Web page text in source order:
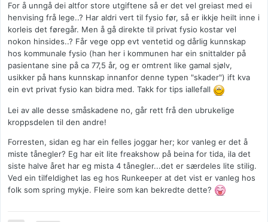
For å unngå dei altfor store utgiftene så er det vel greiast med ei
henvising frå lege..? Har aldri vert til fysio før, så er ikkje heilt inne i
korleis det føregår. Men å gå direkte til privat fysio kostar vel
nokon hinsides..? Får vege opp evt ventetid og dårlig kunnskap
hos kommunale fysio (han her i kommunen har ein snittalder på
pasientane sine på ca 77,5 år, og er omtrent like gamal sjølv,
usikker på hans kunnskap innanfor denne typen "skader") ift kva
ein evt privat fysio kan bidra med. Takk for tips iallefall
Lei av alle desse småskadene no, går rett frå den ubrukelige
kroppsdelen til den andre!
Forresten, sidan eg har ein felles joggar her; kor vanleg er det å
miste tånegler? Eg har eit lite freakshow på beina for tida, ila det
siste halve året har eg mista 4 tånegler...det er særdeles lite stilig.
Ved ein tilfeldighet las eg hos Runkeeper at det vist er vanleg hos
folk som spring mykje. Fleire som kan bekredte dette?